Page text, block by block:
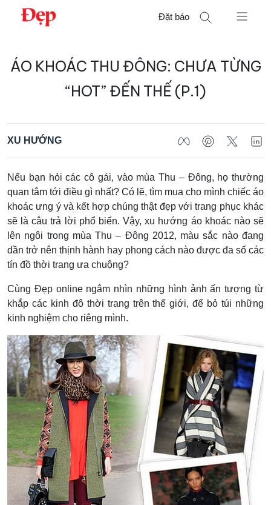
Chuyển
Đặt báo
kiếm
ÁO KHOÁC THU ĐÔNG: CHƯA TỪNG
“HOT” ĐẾN THẾ (P.1)
XU HƯỚNG
Nếu bạn hỏi các cô gái, vào mùa Thu – Đông, họ thường
quan tâm tới điều gì nhất? Có lẽ, tìm mua cho mình chiếc áo
khoác ưng ý và kết hợp chúng thật đẹp với trang phục khác
sẽ là câu trả lời phổ biến. Vậy, xu hướng áo khoác nào sẽ
lên ngôi trong mùa Thu – Đông 2012, màu sắc nào đang
dần trở nên thịnh hành hay phong cách nào được đa số các
tín đồ thời trang ưa chuộng?
Cùng Đẹp online ngắm nhìn những hình ảnh ấn tượng từ
khắp các kinh đô thời trang trên thế giới, để bỏ túi những
kinh nghiệm cho riêng mình.